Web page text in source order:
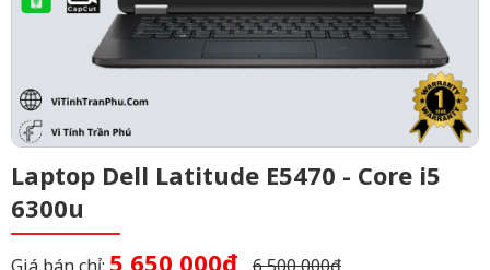
Laptop Dell Latitude E5470 - Core i5
6300u
5,650,000₫